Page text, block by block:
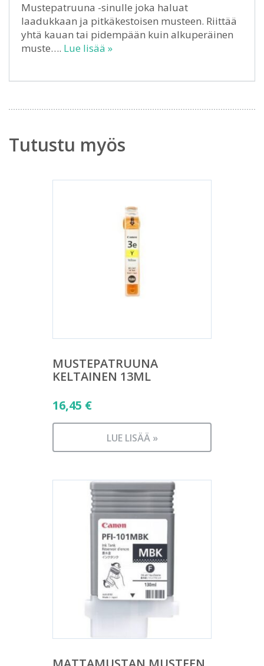
Mustepatruuna -sinulle joka haluat
laadukkaan ja pitkäkestoisen musteen. Riittää
yhtä kauan tai pidempään kuin alkuperäinen
muste…. Lue lisää »
Tutustu myös
MUSTEPATRUUNA
KELTAINEN 13ML
16,45 €
LUE LISÄÄ »